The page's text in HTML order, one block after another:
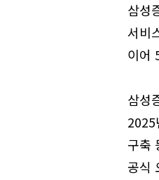
삼성
서비
이어
삼성
구축
공식